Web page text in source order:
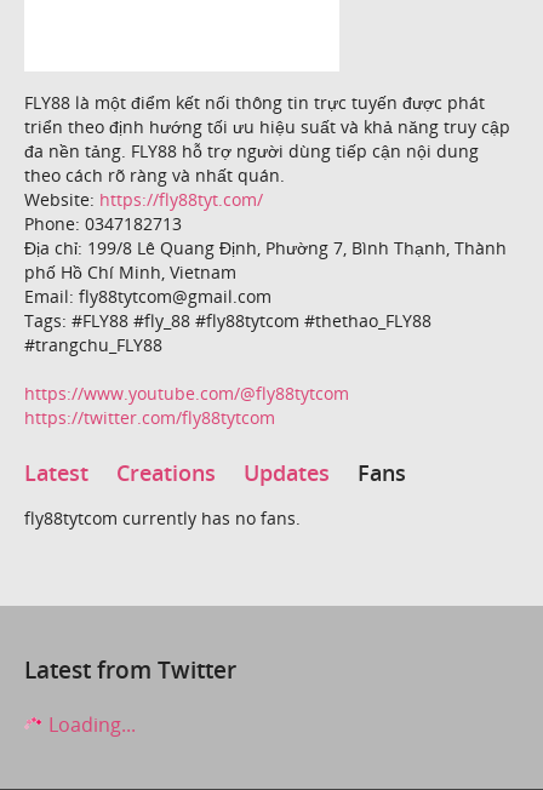
FLY88 là một điểm kết nối thông tin trực tuyến được phát
triển theo định hướng tối ưu hiệu suất và khả năng truy cập
đa nền tảng. FLY88 hỗ trợ người dùng tiếp cận nội dung
theo cách rõ ràng và nhất quán.
Website: https://fly88tyt.com/
Phone: 0347182713
Địa chỉ: 199/8 Lê Quang Định, Phường 7, Bình Thạnh, Thành
phố Hồ Chí Minh, Vietnam
Email: fly88tytcom@gmail.com
Tags: #FLY88 #fly_88 #fly88tytcom #thethao_FLY88
#trangchu_FLY88
https://www.youtube.com/@fly88tytcom
https://twitter.com/fly88tytcom
Latest Creations Updates Fans
fly88tytcom currently has no fans.
Latest from Twitter
Loading...